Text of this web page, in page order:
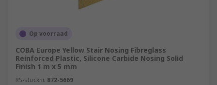
Op voorraad
COBA Europe Yellow Stair Nosing Fibreglass
Reinforced Plastic, Silicone Carbide Nosing Solid
Finish 1 m x 5 mm
RS-stocknr. 872-5669